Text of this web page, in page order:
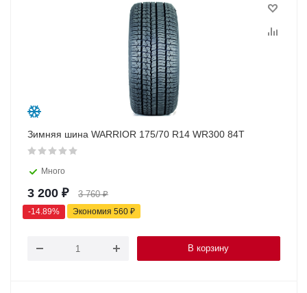
Зимняя шина WARRIOR 175/70 R14 WR300 84T
Много
3 200 ₽ 3 760₽
-14.89% Экономия 560 ₽
В корзину